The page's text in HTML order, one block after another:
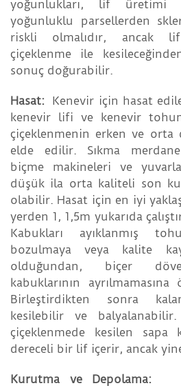
yoğunlukları, lif üretimi
yoğunluklu parsellerden
riskli olmalıdır, ancak
çiçeklenme ile
sonuç doğurabilir.
Hasat: Kenevir için hasat
kenevir lifi ve kenevir
çiçeklenmenin erken ve orta
elde edilir. Sıkma
biçme makineleri ve
düşük ila orta kaliteli son
olabilir. Hasat için en iyi
yerden 1, 1,5m yukarıda
Kabukları ayıklanmış
bozulmaya veya kalite
olduğundan, biçer
kabuklarının
Birleştirdikten sonra
kesilebilir ve
çiçeklenmede kesilen sapa
dereceli bir lif içerir, ancak
Kurutma ve Depolama: